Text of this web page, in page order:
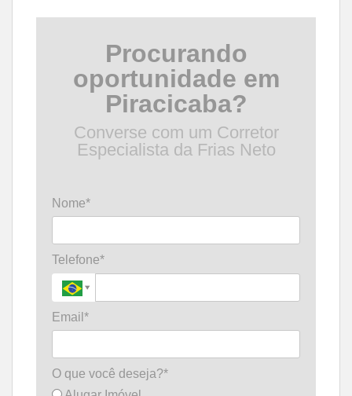
Procurando
oportunidade em
Piracicaba?
Converse com um Corretor
Especialista da Frias Neto
Nome*
Telefone*
Email*
O que você deseja?*